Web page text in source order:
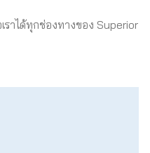
ราได้ทุกช่องทางของ Superior